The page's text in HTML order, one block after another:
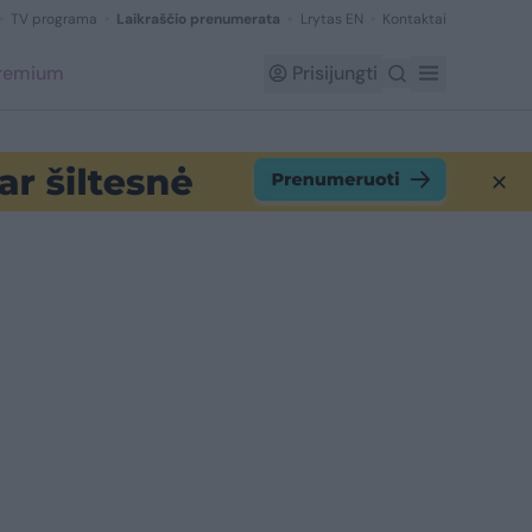
TV programa Laikraščio prenumerata Lrytas EN Kontaktai
Prisijungti